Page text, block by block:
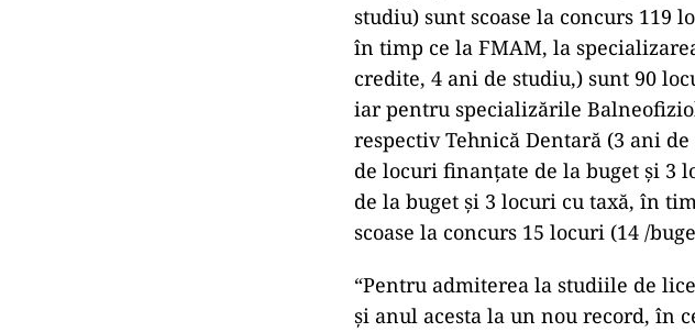
studiu) sunt scoase la concurs 119
în timp ce la FMAM, la
credite, 4 ani de studiu,) sunt 90
iar pentru specializările
respectiv Tehnică Dentară (3 ani
de locuri finanţate de la buget şi 3
de la buget şi 3 locuri cu taxă, în
scoase la concurs 15 locuri (14 /
“Pentru admiterea la studiile de
şi anul acesta la un nou record, în